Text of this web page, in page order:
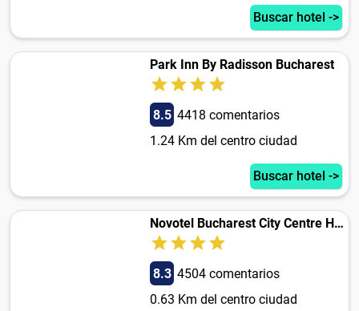
Buscar hotel ->
Park Inn By Radisson Bucharest
8.5 4418 comentarios
1.24 Km del centro ciudad
Buscar hotel ->
Novotel Bucharest City Centre Hotel
8.3 4504 comentarios
0.63 Km del centro ciudad